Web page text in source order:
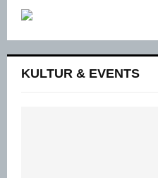
KULTUR & EVENTS